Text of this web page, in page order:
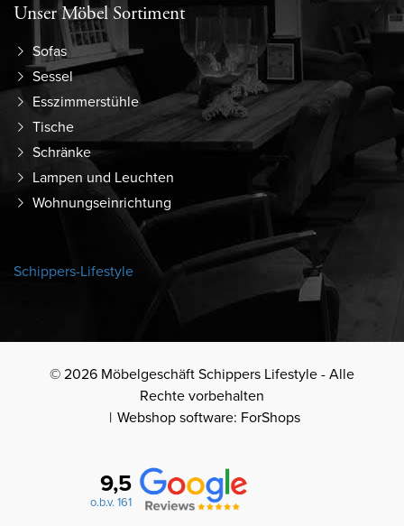
Unser Möbel Sortiment
Sofas
Sessel
Esszimmerstühle
Tische
Schränke
Lampen und Leuchten
Wohnungseinrichtung
Schippers-Lifestyle
© 2026 Möbelgeschäft Schippers Lifestyle - Alle
Rechte vorbehalten
Webshop software: ForShops
9,5
o.b.v. 161